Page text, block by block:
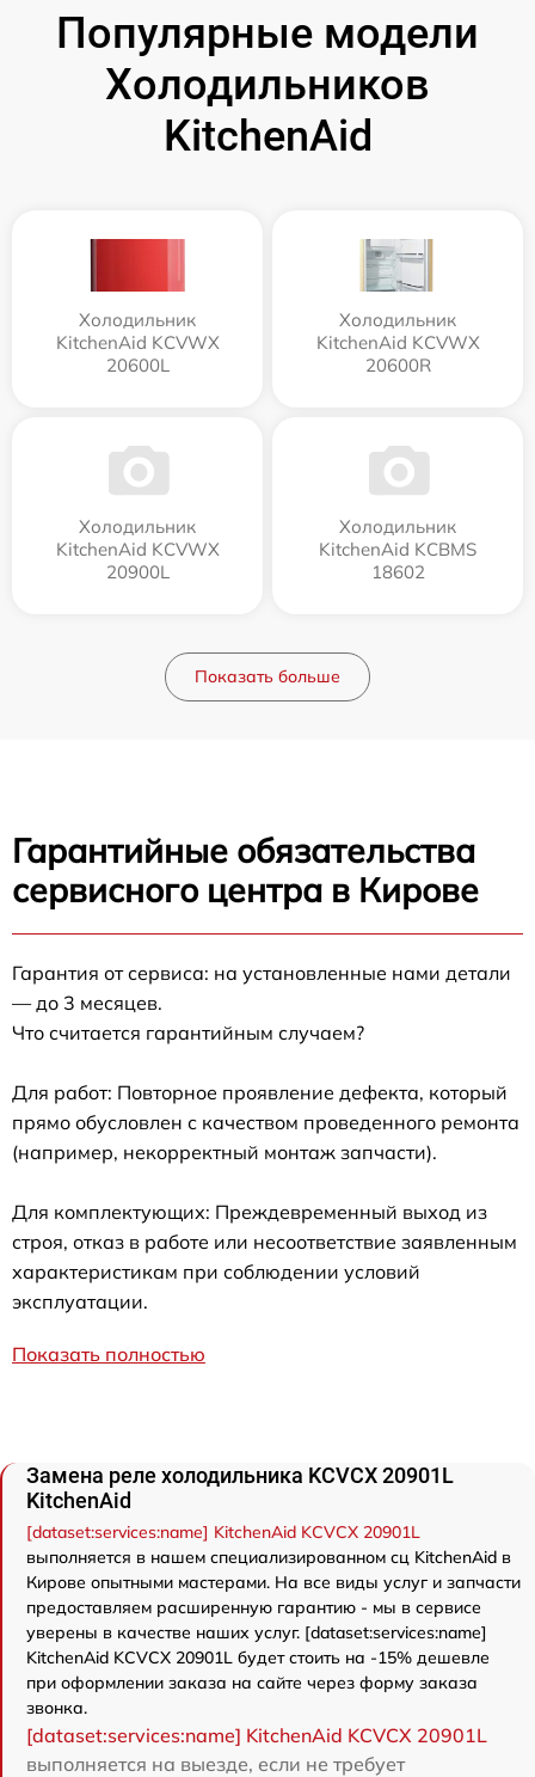
Популярные модели
Холодильников
KitchenAid
Холодильник
KitchenAid KCVWX
20600L
Холодильник
KitchenAid KCVWX
20600R
Холодильник
KitchenAid KCVWX
20900L
Холодильник
KitchenAid KCBMS
18602
Показать больше
Гарантийные обязательства
сервисного центра в Кирове
Гарантия от сервиса: на установленные нами детали
— до 3 месяцев.
Что считается гарантийным случаем?
Для работ: Повторное проявление дефекта, который
прямо обусловлен с качеством проведенного ремонта
(например, некорректный монтаж запчасти).
Для комплектующих: Преждевременный выход из
строя, отказ в работе или несоответствие заявленным
характеристикам при соблюдении условий
эксплуатации.
Показать полностью
Замена реле холодильника KCVCX 20901L
KitchenAid
[dataset:services:name] KitchenAid KCVCX 20901L
выполняется в нашем специализированном сц KitchenAid в
Кирове опытными мастерами. На все виды услуг и запчасти
предоставляем расширенную гарантию - мы в сервисе
уверены в качестве наших услуг. [dataset:services:name]
KitchenAid KCVCX 20901L будет стоить на -15% дешевле
при оформлении заказа на сайте через форму заказа
звонка.
[dataset:services:name] KitchenAid KCVCX 20901L
выполняется на выезде, если не требует